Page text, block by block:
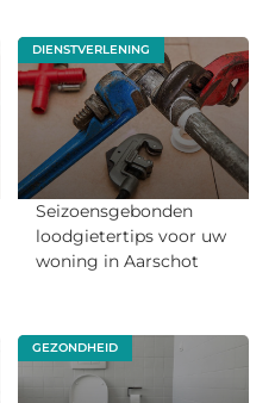
DIENSTVERLENING
Seizoensgebonden
loodgietertips voor uw
woning in Aarschot
GEZONDHEID